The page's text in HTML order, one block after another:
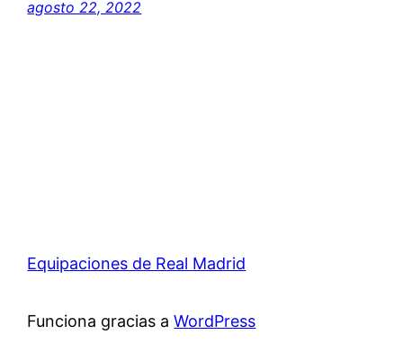
agosto 22, 2022
Equipaciones de Real Madrid
Funciona gracias aWordPress